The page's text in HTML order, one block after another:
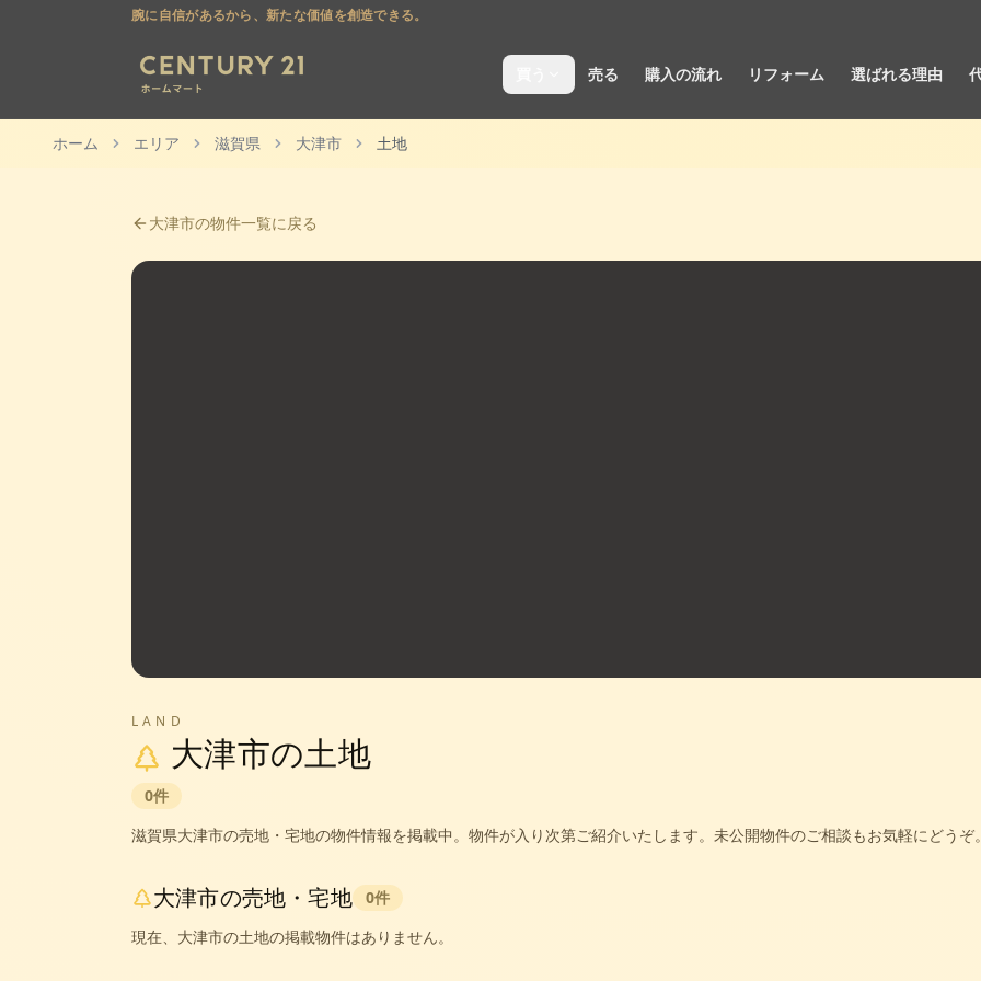
腕に自信があるから、新たな価値を創造できる。
売る 購入の流れ リフォーム 選ばれる理由
ホーム エリア 滋賀県 大津市 土地
大津市の物件一覧に戻る
LAND
大津市の土地
0件
滋賀県大津市の売地・宅地の物件情報を掲載中。 物件が入り次第ご紹介いたします。未公開物件のご相談もお気軽にどうぞ
大津市の売地・宅地 0件
現在、 大津市の土地の掲載物件はありません。